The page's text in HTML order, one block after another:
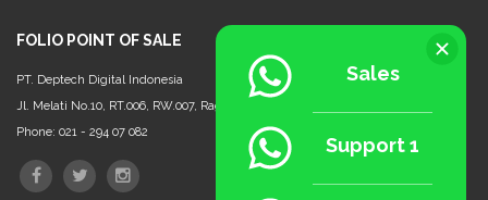
FOLIO POINT OF SALE
PT. Deptech Digital Indonesia
Jl. Melati No.10, RT.006, RW.007, Ragunan, Ps. Minggu, Jakarta Selatan - 12550
Phone: 021 - 294 07 082
Sales
Support 1